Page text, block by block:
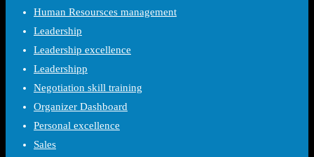
Human Resoursces management
Leadership
Leadership excellence
Leadershipp
Negotiation skill training
Organizer Dashboard
Personal excellence
Sales